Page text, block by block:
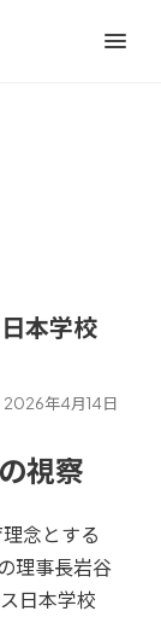
本学校
2026年4月14日
視察
念とする
理事長岩谷
日本学校